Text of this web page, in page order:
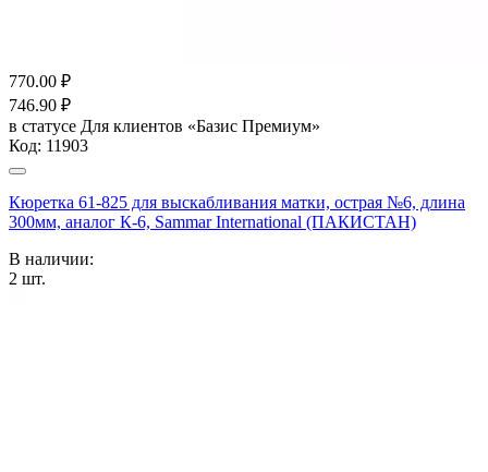
770.00 ₽
746.90 ₽
в статусе Для клиентов «Базис Премиум»
Код: 11903
Кюретка 61-825 для выскабливания матки, острая №6, длина
300мм, аналог К-6, Sammar International (ПАКИСТАН)
В наличии:
2 шт.